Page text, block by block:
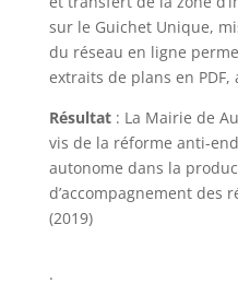
sur le Guichet Unique,
du réseau en ligne
extraits de plans en
Résultat: La Mairie de
vis de la réforme anti-
autonome dans la
d’accompagnement des
(2019)
.